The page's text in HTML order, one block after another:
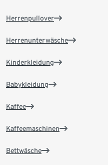
Herrenpullover
Herrenunterwäsche
Kinderkleidung
Babykleidung
Kaffee
Kaffeemaschinen
Bettwäsche